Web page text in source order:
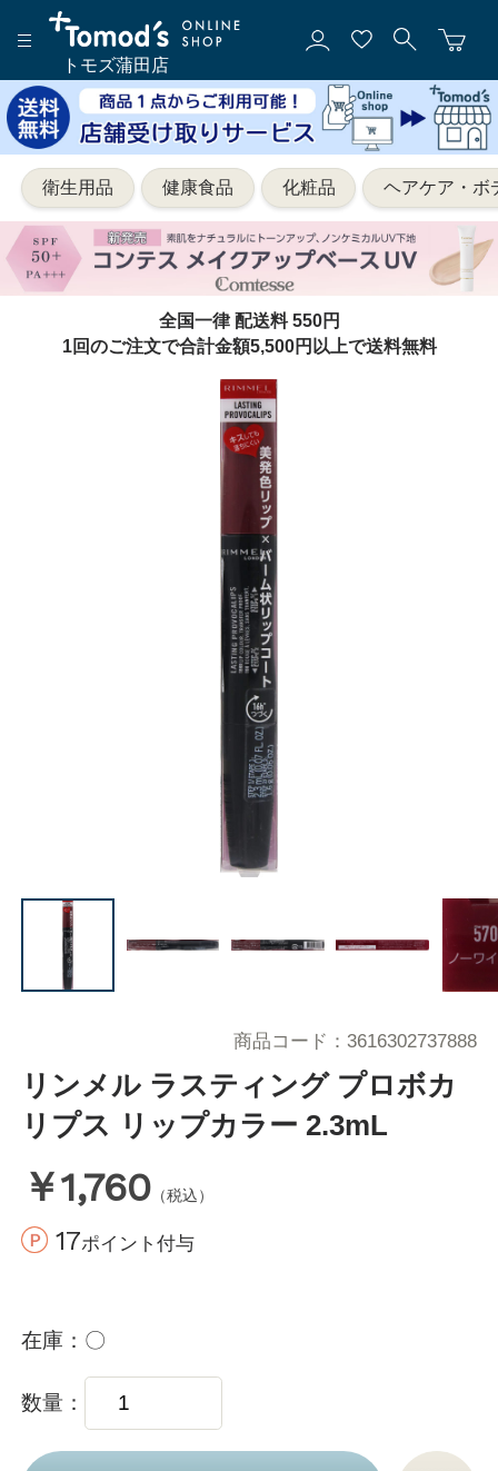
トモズ蒲田店
衛生用品 健康食品 化粧品 ヘアケア・ボ
全国一律 配送料 550円
1回のご注文で合計金額5,500円以上で送料無料
リンメル ラスティング プロボカ
リプス リップカラー 2.3mL
￥1,760 （税込）
17ポイント付与
商品コード 3616302737888
在庫 〇
数量